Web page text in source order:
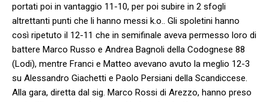
portati poi in vantaggio 11-10, per poi subire in 2 sfogli
altrettanti punti che li hanno messi k.o.. Gli spoletini hanno
così ripetuto il 12-11 che in semifinale aveva permesso loro di
battere Marco Russo e Andrea Bagnoli della Codognese 88
(Lodi), mentre Franci e Matteo avevano avuto la meglio 12-3
su Alessandro Giachetti e Paolo Persiani della Scandiccese.
Alla gara, diretta dal sig. Marco Rossi di Arezzo, hanno preso